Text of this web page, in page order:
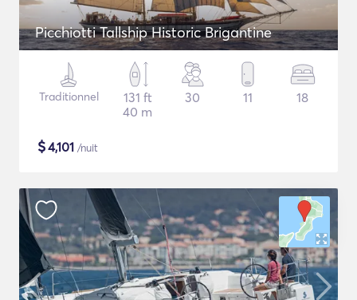
Picchiotti Tallship Historic Brigantine
Traditionnel
131 ft
40 m
30 11 18
$4,101 /nuit